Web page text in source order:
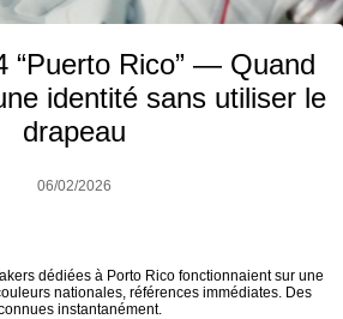
“Puerto Rico” — Quand
identité sans utiliser le
drapeau
06/02/2026
dédiées à Porto Rico fonctionnaient sur une
nationales, références immédiates. Des
instantanément.